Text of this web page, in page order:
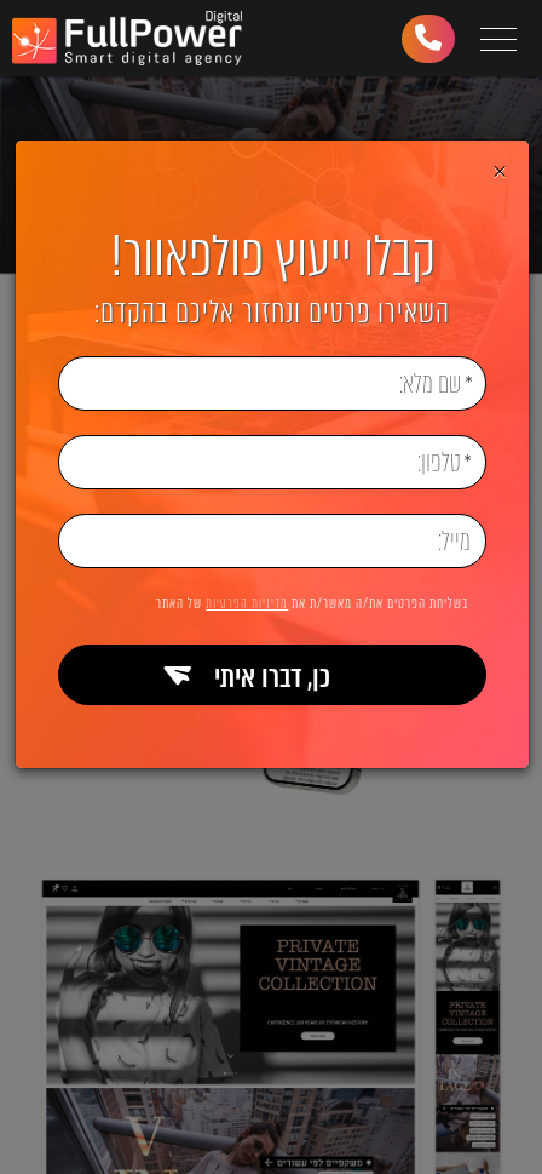
Toggle navigation
03-
6499-
997 ×
קבלו ייעוץ פולפאוור!
השאירו פרטים ונחזור אליכם בהקדם:
בשליחת הפרטים את/ה מאשר/ת את מדיניות הפרטיותשל האתר
כן, דברו איתי